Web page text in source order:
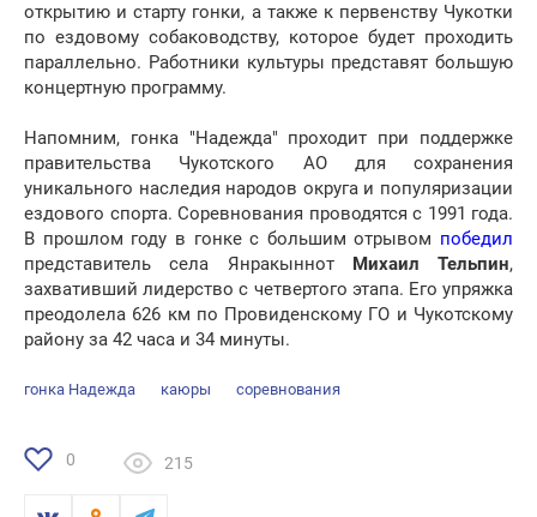
открытию и старту гонки, а также к первенству Чукотки
по ездовому собаководству, которое будет проходить
параллельно. Работники культуры представят большую
концертную программу.
Напомним, гонка "Надежда" проходит при поддержке
правительства Чукотского АО для сохранения
уникального наследия народов округа и популяризации
ездового спорта. Соревнования проводятся с 1991 года.
В прошлом году в гонке с большим отрывом победил
представитель села Янракыннот
Михаил Тельпин,
захвативший лидерство с четвертого этапа. Его упряжка
преодолела 626 км по Провиденскому ГО и Чукотскому
району за 42 часа и 34 минуты.
гонка Надежда каюры соревнования
0 215